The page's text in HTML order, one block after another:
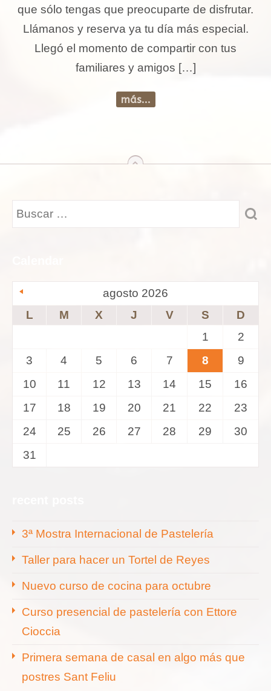
que sólo tengas que preocuparte de disfrutar.
Llámanos y reserva ya tu día más especial.
Llegó el momento de compartir con tus
familiares y amigos […]
más...
arriba
agosto 2026
L
M X J V S
D
1
2
3
4 5 6 7 8
9
10
11 12 13 14 15
16
17
18 19 20 21 22
23
24
25 26 27 28 29
30
31
3ª Mostra Internacional de Pastelería
Taller para hacer un Tortel de Reyes
Nuevo curso de cocina para octubre
Curso presencial de pastelería con Ettore
Cioccia
Primera semana de casal en algo más que
postres Sant Feliu